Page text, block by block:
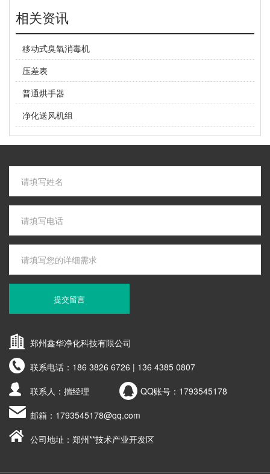
相关资讯
移动式臭氧消毒机
压差表
普通烘手器
净化送风机组
提交留言
郑州鑫华净化科技有限公司
联系电话： 186 3826 6726 | 136 4385 0807
联系人：揣经理
QQ账号： 1793545178
邮箱： 1793545178@qq.com
公司地址：郑州**技术产业开发区